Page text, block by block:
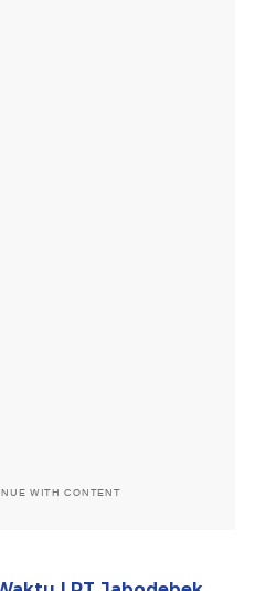
WITH CONTENT